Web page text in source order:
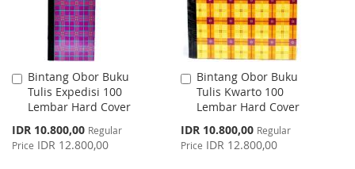
Bintang Obor Buku
Tulis Expedisi 100
Lembar Hard Cover
Special
Price
IDR 10.800,00 Regular
Price IDR 12.800,00
Add
to
Cart
Bintang Obor Buku
Tulis Kwarto 100
Lembar Hard Cover
Special
Price
IDR 10.800,00 Regular
Price IDR 12.800,00
Add
to
Cart